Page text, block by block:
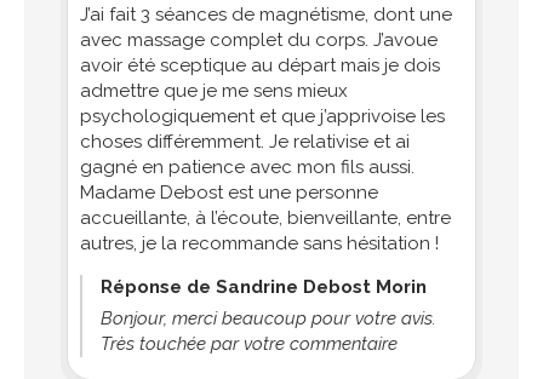
J’ai fait 3 séances de magnétisme, dont une
avec massage complet du corps. J’avoue
avoir été sceptique au départ mais je dois
admettre que je me sens mieux
psychologiquement et que j’apprivoise les
choses différemment. Je relativise et ai
gagné en patience avec mon fils aussi.
Madame Debost est une personne
accueillante, à l’écoute, bienveillante, entre
autres, je la recommande sans hésitation !
Réponse de Sandrine Debost Morin
Bonjour, merci beaucoup pour votre avis.
Très touchée par votre commentaire